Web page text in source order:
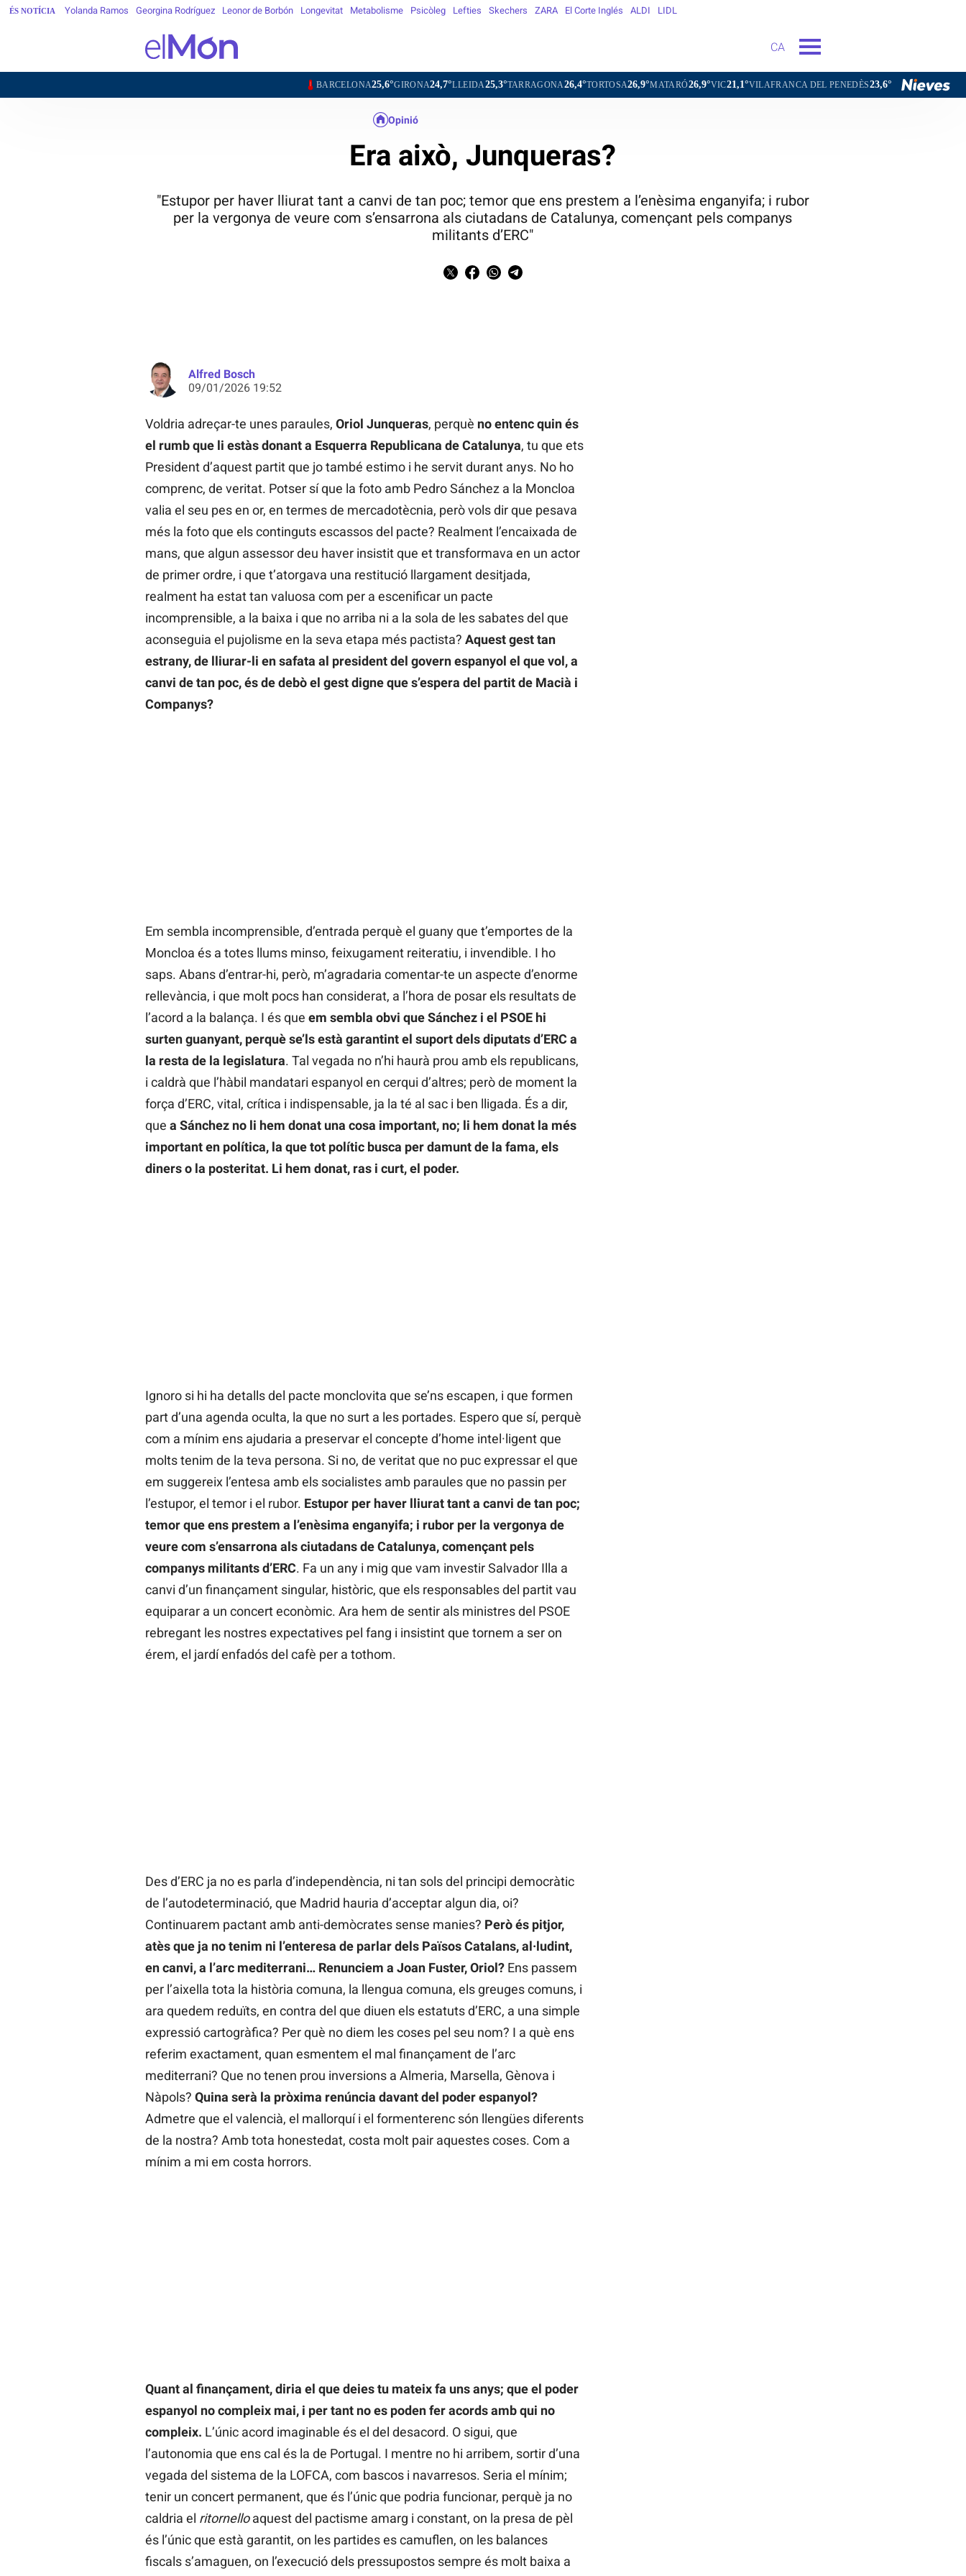
ÉS NOTÍCIA Yolanda Ramos Georgina Rodríguez Leonor de Borbón Longevitat Metabolisme Psicòleg Lefties Skechers ZARA El Corte Inglés ALDI LIDL
CA
BARCELONA25,6°GIRONA24,7°LLEIDA25,3°TARRAGONA26,4°TORTOSA26,9°MATARÓ26,9°VIC21,1°VILAFRANCA DEL PENEDÈS23,6°VILANOVA I LA GELTRÚ
Opinió
Era això, Junqueras?
"Estupor per haver lliurat tant a canvi de tan poc; temor que ens prestem a l’enèsima enganyifa; i rubor
per la vergonya de veure com s’ensarrona als ciutadans de Catalunya, començant pels companys
militants d’ERC"
Alfred Bosch
09/01/2026 19:52
Voldria adreçar-te unes paraules, Oriol Junqueras, perquè no entenc quin és
el rumb que li estàs donant a Esquerra Republicana de Catalunya, tu que ets
President d’aquest partit que jo també estimo i he servit durant anys. No ho
comprenc, de veritat. Potser sí que la foto amb Pedro Sánchez a la Moncloa
valia el seu pes en or, en termes de mercadotècnia, però vols dir que pesava
més la foto que els continguts escassos del pacte? Realment l’encaixada de
mans, que algun assessor deu haver insistit que et transformava en un actor
de primer ordre, i que t’atorgava una restitució llargament desitjada,
realment ha estat tan valuosa com per a escenificar un pacte
incomprensible, a la baixa i que no arriba ni a la sola de les sabates del que
aconseguia el pujolisme en la seva etapa més pactista? Aquest gest tan
estrany, de lliurar-li en safata al president del govern espanyol el que vol, a
canvi de tan poc, és de debò el gest digne que s’espera del partit de Macià i
Companys?
Em sembla incomprensible, d’entrada perquè el guany que t’emportes de la
Moncloa és a totes llums minso, feixugament reiteratiu, i invendible. I ho
saps. Abans d’entrar-hi, però, m’agradaria comentar-te un aspecte d’enorme
rellevància, i que molt pocs han considerat, a l’hora de posar els resultats de
l’acord a la balança. I és que em sembla obvi que Sánchez i el PSOE hi
surten guanyant, perquè se’ls està garantint el suport dels diputats d’ERC a
la resta de la legislatura. Tal vegada no n’hi haurà prou amb els republicans,
i caldrà que l’hàbil mandatari espanyol en cerqui d’altres; però de moment la
força d’ERC, vital, crítica i indispensable, ja la té al sac i ben lligada. És a dir,
que a Sánchez no li hem donat una cosa important, no; li hem donat la més
important en política, la que tot polític busca per damunt de la fama, els
diners o la posteritat. Li hem donat, ras i curt, el poder.
Ignoro si hi ha detalls del pacte monclovita que se’ns escapen, i que formen
part d’una agenda oculta, la que no surt a les portades. Espero que sí, perquè
com a mínim ens ajudaria a preservar el concepte d’home intel·ligent que
molts tenim de la teva persona. Si no, de veritat que no puc expressar el que
em suggereix l’entesa amb els socialistes amb paraules que no passin per
l’estupor, el temor i el rubor. Estupor per haver lliurat tant a canvi de tan poc;
temor que ens prestem a l’enèsima enganyifa; i rubor per la vergonya de
veure com s’ensarrona als ciutadans de Catalunya, començant pels
companys militants d’ERC. Fa un any i mig que vam investir Salvador Illa a
canvi d’un finançament singular, històric, que els responsables del partit vau
equiparar a un concert econòmic. Ara hem de sentir als ministres del PSOE
rebregant les nostres expectatives pel fang i insistint que tornem a ser on
érem, el jardí enfadós del cafè per a tothom.
Des d’ERC ja no es parla d’independència, ni tan sols del principi democràtic
de l’autodeterminació, que Madrid hauria d’acceptar algun dia, oi?
Continuarem pactant amb anti-demòcrates sense manies? Però és pitjor,
atès que ja no tenim ni l’enteresa de parlar dels Països Catalans, al·ludint,
en canvi, a l’arc mediterrani… Renunciem a Joan Fuster, Oriol?Ens passem
per l’aixella tota la història comuna, la llengua comuna, els greuges comuns, i
ara quedem reduïts, en contra del que diuen els estatuts d’ERC, a una simple
expressió cartogràfica? Per què no diem les coses pel seu nom? I a què ens
referim exactament, quan esmentem el mal finançament de l’arc
mediterrani? Que no tenen prou inversions a Almeria, Marsella, Gènova i
Nàpols? Quina serà la pròxima renúncia davant del poder espanyol?
Admetre que el valencià, el mallorquí i el formenterenc són llengües diferents
de la nostra? Amb tota honestedat, costa molt pair aquestes coses. Com a
mínim a mi em costa horrors.
Quant al finançament, diria el que deies tu mateix fa uns anys; que el poder
espanyol no compleix mai, i per tant no es poden fer acords amb qui no
compleix. L’únic acord imaginable és el del desacord. O sigui, que
l’autonomia que ens cal és la de Portugal. I mentre no hi arribem, sortir d’una
vegada del sistema de la LOFCA, com bascos i navarresos. Seria el mínim;
tenir un concert permanent, que és l’únic que podria funcionar, perquè ja no
caldria el ritornelloaquest del pactisme amarg i constant, on la presa de pèl
és l’únic que està garantit, on les partides es camuflen, on les balances
fiscals s’amaguen, on l’execució dels pressupostos sempre és molt baixa a